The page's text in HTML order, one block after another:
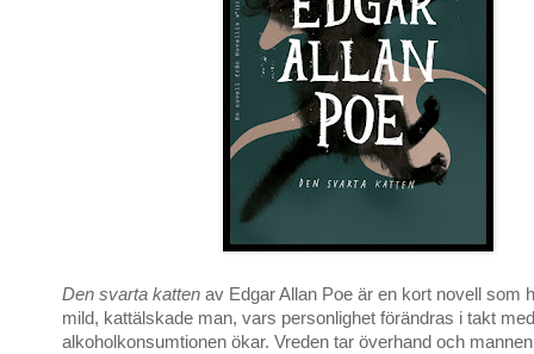
Den svarta katten av Edgar Allan Poe är en kort novell som
mild, kattälskade man, vars personlighet förändras i takt
alkoholkonsumtionen ökar. Vreden tar överhand och